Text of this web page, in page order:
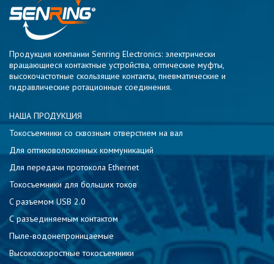
Продукция компании Senring Electronics: электрически
вращающиеся контактные устройства, оптические муфты,
высокочастотные скользящие контакты, пневматические и
гидравлические ротационные соединения.
НАША ПРОДУКЦИЯ
Токосъемники со сквозным отверстием на вал
Для оптиковолоконных коммуникаций
Для передачи протокола Ethernet
Токосъемники для больших токов
C разъемом USB 2.0
С разъединяемым контактом
Пыле-водонепроницаемые
Высокоскоростные токосъемники